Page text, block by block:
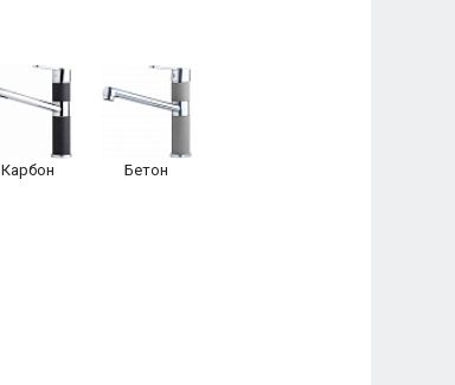
Карбон Бетон